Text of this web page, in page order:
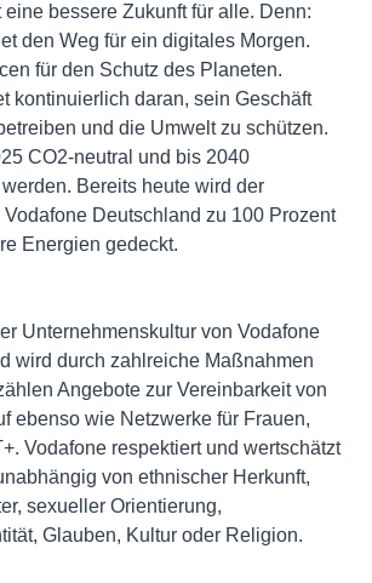
eine bessere Zukunft für alle. Denn:
den Weg für ein digitales Morgen.
für den Schutz des Planeten.
kontinuierlich daran, sein Geschäft
und die Umwelt zu schützen.
CO2-neutral und bis 2040
Bereits heute wird der
Vodafone Deutschland zu 100 Prozent
Energien gedeckt.
Unternehmenskultur von Vodafone
wird durch zahlreiche Maßnahmen
Angebote zur Vereinbarkeit von
ebenso wie Netzwerke für Frauen,
Vodafone respektiert und wertschätzt
von ethnischer Herkunft,
sexueller Orientierung,
Glauben, Kultur oder Religion.